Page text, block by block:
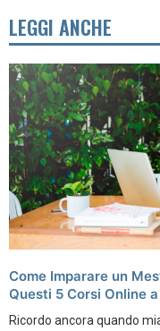
LEGGI ANCHE
Come Imparare un
Questi 5 Corsi Online
Ricordo ancora quando